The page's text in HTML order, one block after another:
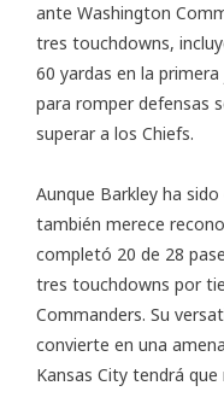
ante Washington
tres touchdowns,
60 yardas en la
para romper defensas
superar a los Chiefs.
Aunque Barkley ha
también merece
completó 20 de 28
tres touchdowns por
Commanders. Su
convierte en una
Kansas City tendrá que